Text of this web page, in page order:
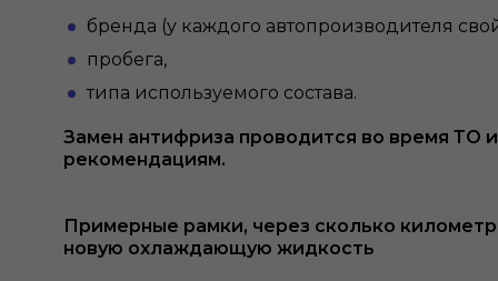
бренда (у каждого автопроизводителя
пробега,
типа используемого состава.
Замен антифриза проводится во время ТО
рекомендациям.
Примерные рамки, через сколько
новую охлаждающую жидкость